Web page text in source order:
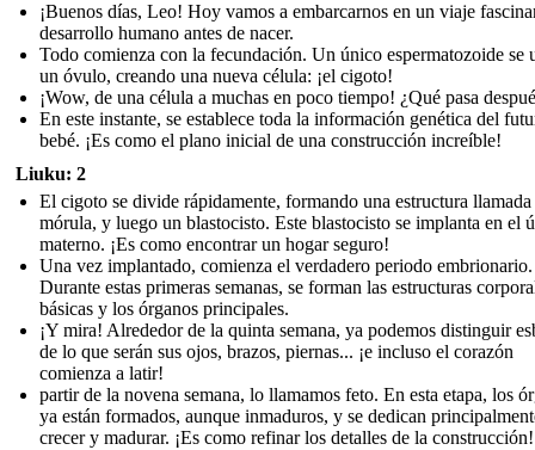
¡Buenos días, Leo! Hoy vamos a embarcarnos en un viaje
desarrollo humano antes de nacer.
Todo comienza con la fecundación. Un único espermatozoide se
un óvulo, creando una nueva célula: ¡el cigoto!
¡Wow, de una célula a muchas en poco tiempo! ¿Qué pasa
En este instante, se establece toda la información genética del
bebé. ¡Es como el plano inicial de una construcción increíble!
Liuku: 2
El cigoto se divide rápidamente, formando una estructura llamada
mórula, y luego un blastocisto. Este blastocisto se implanta en el
materno. ¡Es como encontrar un hogar seguro!
Una vez implantado, comienza el verdadero periodo embrionario.
Durante estas primeras semanas, se forman las estructuras
básicas y los órganos principales.
¡Y mira! Alrededor de la quinta semana, ya podemos distinguir
de lo que serán sus ojos, brazos, piernas... ¡e incluso el corazón
comienza a latir!
partir de la novena semana, lo llamamos feto. En esta etapa, los
ya están formados, aunque inmaduros, y se dedican
crecer y madurar. ¡Es como refinar los detalles de la construcción!